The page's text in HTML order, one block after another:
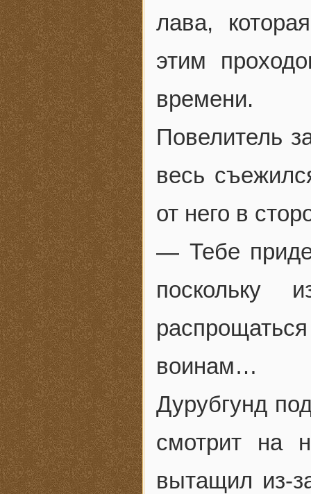
лава,
этим
времени.
Повелитель
весь
от него в
— Тебе
поскольку
воинам…
Дурубгунд
смотрит на
вытащил из-